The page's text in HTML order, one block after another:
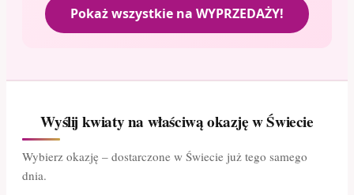
Pokaż wszystkie na WYPRZEDAŻY!
Wyślij kwiaty na właściwą okazję w Świecie
Wybierz okazję – dostarczone w Świecie już tego samego
dnia.